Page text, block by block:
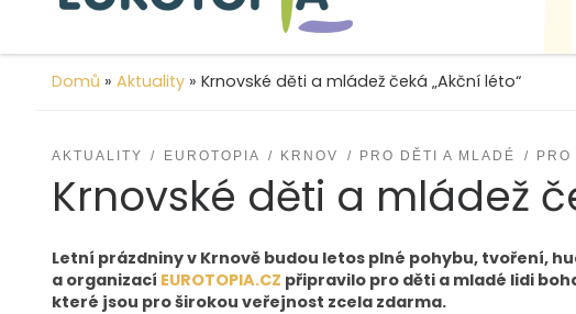
Domů » Aktuality » Krnovské děti a mládež čeká „Akční léto“
AKTUALITY EUROTOPIA KRNOV PRO DĚTI A MLADÉ PRO
Krnovské děti a mládež
Letní prázdniny v Krnově budou letos plné pohybu, tvoření,
a organizací EUROTOPIA.CZ připravilo pro děti a mladé lidi
které jsou pro širokou veřejnost zcela zdarma.